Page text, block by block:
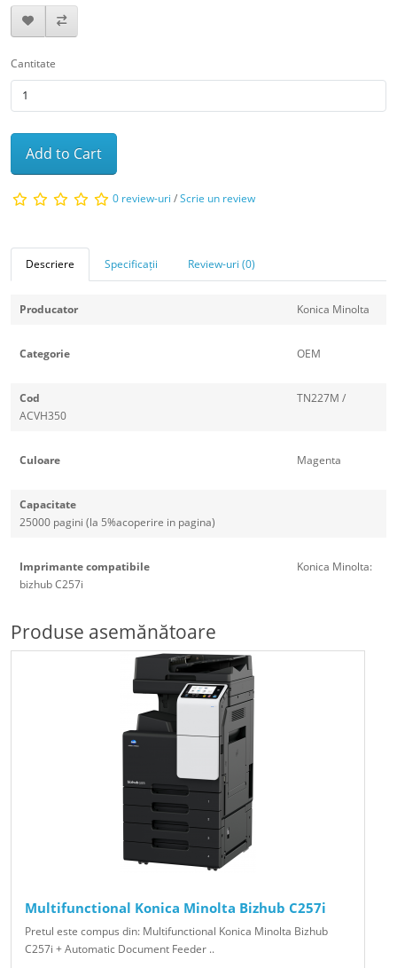
Cantitate
Add to Cart
0 review-uri /Scrie un review
Descriere Specificații Review-uri (0)
Producator Konica Minolta
Categorie OEM
Cod
TN227M /
ACVH350
Culoare Magenta
Capacitate
25000 pagini (la 5%acoperire in pagina)
Imprimante compatibile
Konica Minolta:
bizhub C257i
Produse asemănătoare
Multifunctional Konica Minolta Bizhub C257i
Pretul este compus din: Multifunctional Konica Minolta Bizhub
C257i + Automatic Document Feeder ..